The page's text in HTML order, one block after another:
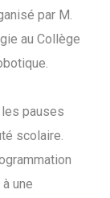
par M.
au Collège
pauses
scolaire.
une